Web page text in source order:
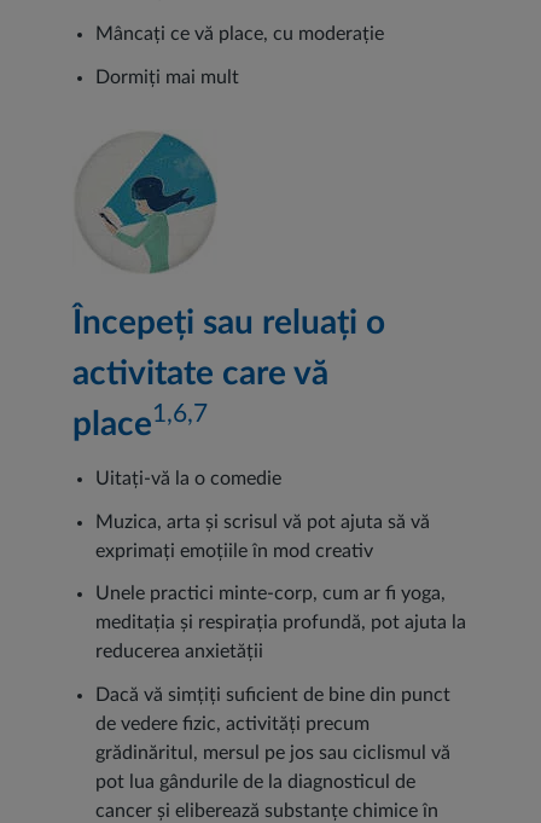
Mâncați ce vă place, cu moderație
Dormiți mai mult
Începeți sau reluați o
activitate care vă
place1,6,7
Uitați-vă la o comedie
Muzica, arta și scrisul vă pot ajuta să vă
exprimați emoțiile în mod creativ
Unele practici minte-corp, cum ar fi yoga,
meditația și respirația profundă, pot ajuta la
reducerea anxietății
Dacă vă simțiți suficient de bine din punct
de vedere fizic, activități precum
grădinăritul, mersul pe jos sau ciclismul vă
pot lua gândurile de la diagnosticul de
cancer și eliberează substanțe chimice în